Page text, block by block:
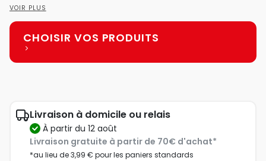
VOIR PLUS
CHOISIR VOS PRODUITS
Livraison à domicile ou relais
à partir du 12 août
Livraison gratuite à partir de 70€ d'achat*
*au lieu de 3,99 € pour les paniers standards